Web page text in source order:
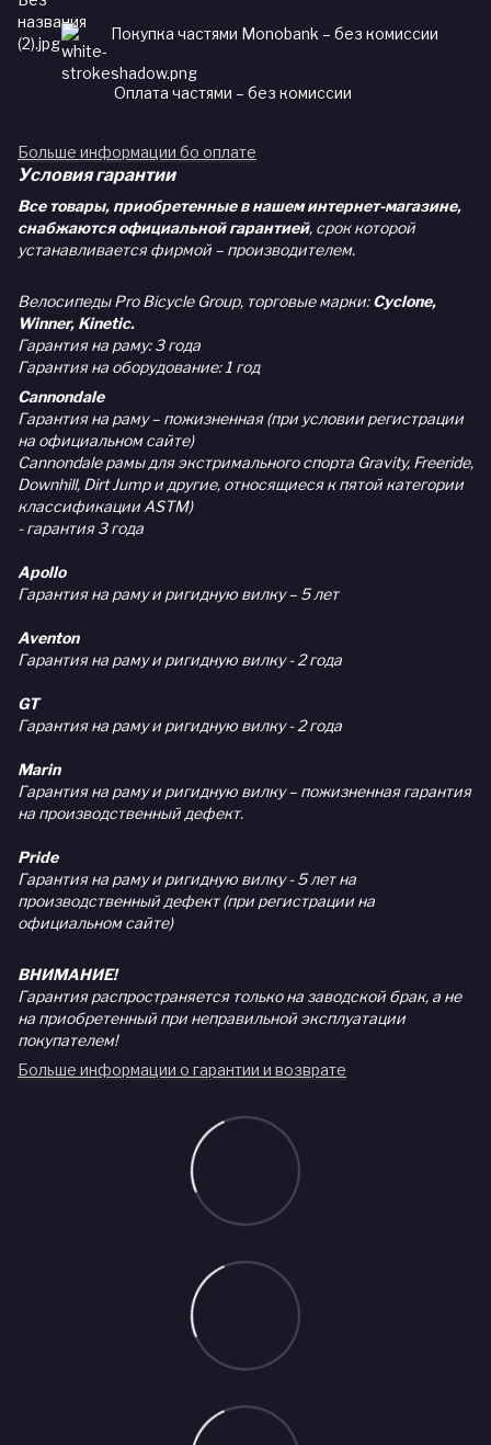
Покупка частями Monobank – без комиссии
Оплата частями – без комиссии
Больше информации бо оплате
Условия гарантии
Все товары, приобретенные в нашем интернет-магазине,
снабжаются официальной гарантией, срок которой
устанавливается фирмой – производителем.
Велосипеды Pro Bicycle Group, торговые марки:Cyclone,
Winner, Kinetic.
Гарантия на раму: 3 года
Гарантия на оборудование: 1 год
Cannondale
Гарантия на раму – пожизненная (при условии регистрации
на официальном сайте)
Cannondale рамы для экстримального спорта Gravity, Freeride,
Downhill, Dirt Jump и другие, относящиеся к пятой категории
классификации ASTM)
- гарантия 3 года
Apollo
Гарантия на раму и ригидную вилку – 5 лет
Aventon
Гарантия на раму и ригидную вилку - 2 года
GT
Гарантия на раму и ригидную вилку - 2 года
Marin
Гарантия на раму и ригидную вилку – пожизненная гарантия
на производственный дефект.
Pride
Гарантия на раму и ригидную вилку - 5 лет на
производственный дефект (при регистрации на
официальном сайте)
ВНИМАНИЕ!
Гарантия распространяется только на заводской брак, а не
на приобретенный при неправильной эксплуатации
покупателем!
Больше информации о гарантии и возврате